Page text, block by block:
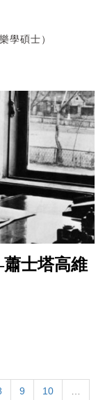
學碩士）
士塔高維
9 10